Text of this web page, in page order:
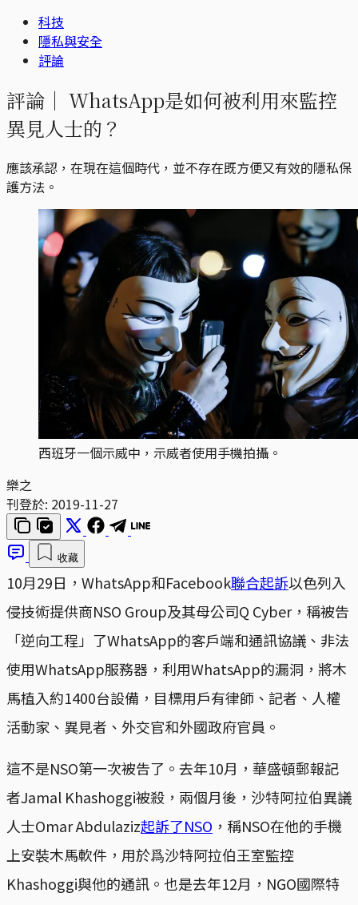
科技
隱私與安全
評論
評論｜ WhatsApp是如何被利用來監控
異見人士的？
應該承認，在現在這個時代，並不存在既方便又有效的隱私保
護方法。
西班牙一個示威中，示威者使用手機拍攝。
樂之
刊登於: 2019-11-27
收藏
10月29日，WhatsApp和Facebook聯合起訴以色列入
侵技術提供商NSO Group及其母公司Q Cyber，稱被告
「逆向工程」了WhatsApp的客戶端和通訊協議、非法
使用WhatsApp服務器，利用WhatsApp的漏洞，將木
馬植入約1400台設備，目標用戶有律師、記者、人權
活動家、異見者、外交官和外國政府官員。
這不是NSO第一次被告了。去年10月，華盛頓郵報記
者Jamal Khashoggi被殺，兩個月後，沙特阿拉伯異議
人士Omar Abdulaziz起訴了NSO ，稱NSO在他的手機
上安裝木馬軟件，用於爲沙特阿拉伯王室監控
Khashoggi與他的通訊。也是去年12月，NGO國際特